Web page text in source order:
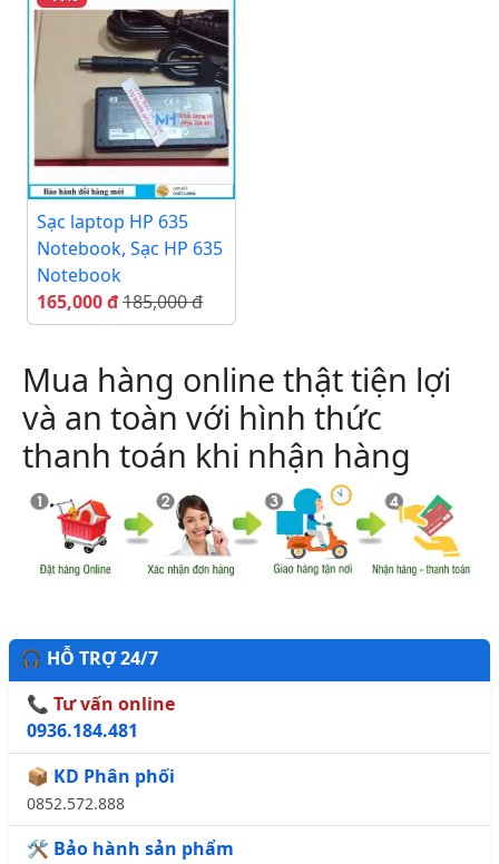
Sạc laptop HP 635
Notebook, Sạc HP 635
Notebook
165,000 đ185,000 đ
Mua hàng online thật tiện lợi
và an toàn với hình thức
thanh toán khi nhận hàng
🎧 HỖ TRỢ 24/7
📞 Tư vấn online
0936.184.481
📦 KD Phân phối
0852.572.888
🛠️ Bảo hành sản phẩm